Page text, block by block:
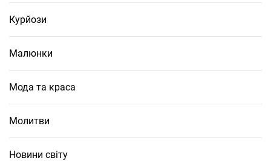
Курйози
Малюнки
Мода та краса
Молитви
Новини світу